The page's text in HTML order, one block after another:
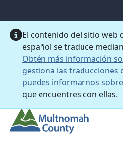
El contenido del sitio web
español se traduce
Obtén más información
gestiona las traducciones
puedes informarnos
que encuentres con ellas.